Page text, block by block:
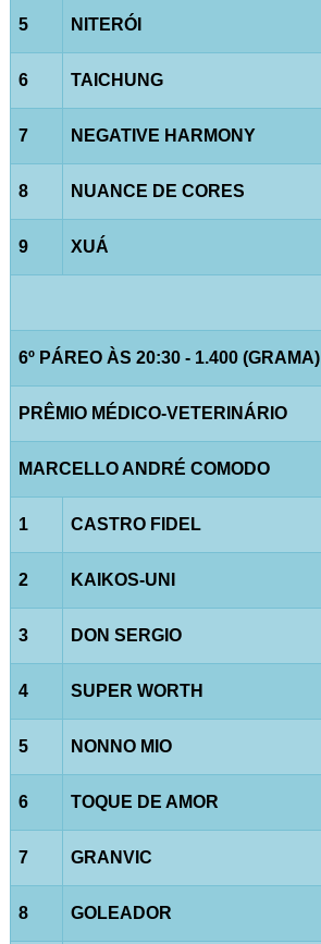
5 NITERÓI
6 TAICHUNG
7 NEGATIVE HARMONY
8 NUANCE DE CORES
9 XUÁ
6º PÁREO ÀS 20:30 - 1.400 (GRAMA)
PRÊMIO MÉDICO-VETERINÁRIO
MARCELLO ANDRÉ COMODO
1 CASTRO FIDEL
2 KAIKOS-UNI
3 DON SERGIO
4 SUPER WORTH
5 NONNO MIO
6 TOQUE DE AMOR
7 GRANVIC
8 GOLEADOR